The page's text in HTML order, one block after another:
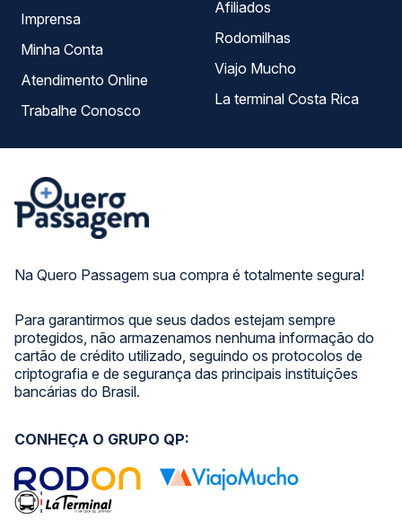
Na Quero Passagem sua compra é totalmente segura!
Para garantirmos que seus dados estejam sempre
protegidos, não armazenamos nenhuma informação do
cartão de crédito utilizado, seguindo os protocolos de
criptografia e de segurança das principais instituições
bancárias do Brasil.
Imprensa
Minha Conta
Atendimento Online
Trabalhe Conosco
Afiliados
Rodomilhas
Viajo Mucho
La terminal Costa Rica
CONHEÇA O GRUPO QP: